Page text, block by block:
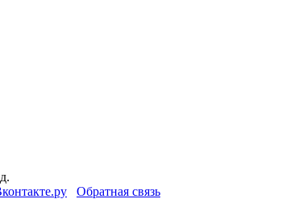
Обратная связь